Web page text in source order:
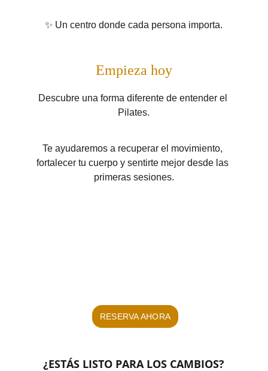
✨ Un centro donde cada persona importa.
Empieza hoy
Descubre una forma diferente de entender el
Pilates.
Te ayudaremos a recuperar el movimiento,
fortalecer tu cuerpo y sentirte mejor desde las
primeras sesiones.
RESERVA AHORA
¿ESTÁS LISTO PARA LOS CAMBIOS?